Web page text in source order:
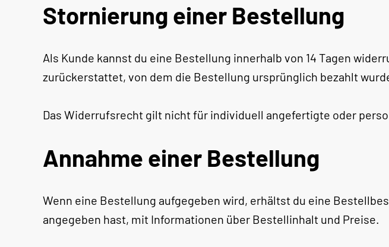
Stornierung einer Bestellung
Als Kunde kannst du eine Bestellung innerhalb von 14 Tagen
zurückerstattet, von dem die Bestellung ursprünglich bezahlt
Das Widerrufsrecht gilt nicht für individuell angefertigte oder
Annahme einer Bestellung
Wenn eine Bestellung aufgegeben wird, erhältst du eine
angegeben hast, mit Informationen über Bestellinhalt und Preise.